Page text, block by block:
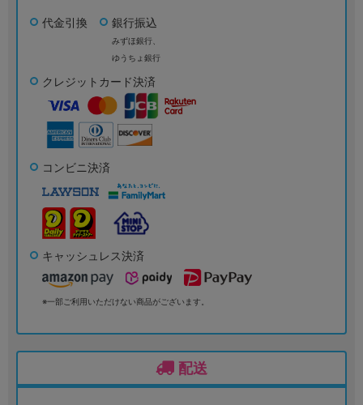
代金引換 銀行振込
みずほ銀行、
ゆうちょ銀行
クレジットカード決済
コンビニ決済
キャッシュレス決済
※一部ご利用いただけない商品がございます。
配送